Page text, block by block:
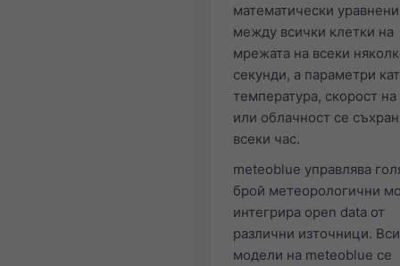
математически
между всички клетки на
мрежата на всеки
секунди, а параметри
температура, скорост на
или облачност се
всеки час.
meteoblue управлява
брой метеорологични
интегрира open data от
различни източници.
модели на meteoblue се